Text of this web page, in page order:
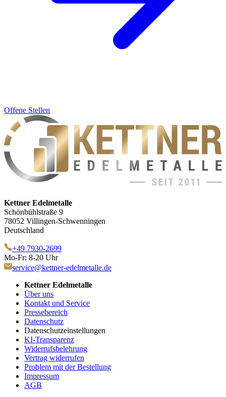
Offene Stellen
Kettner Edelmetalle
Schönbühlstraße 9
78052 Villingen-Schwenningen
Deutschland
+49 7930-2699
Mo-Fr: 8-20 Uhr
service@kettner-edelmetalle.de
Kettner Edelmetalle
Über uns
Kontakt und Service
Pressebereich
Datenschutz
Datenschutzeinstellungen
KI-Transparenz
Widerrufsbelehrung
Vertrag widerrufen
Problem mit der Bestellung
Impressum
AGB